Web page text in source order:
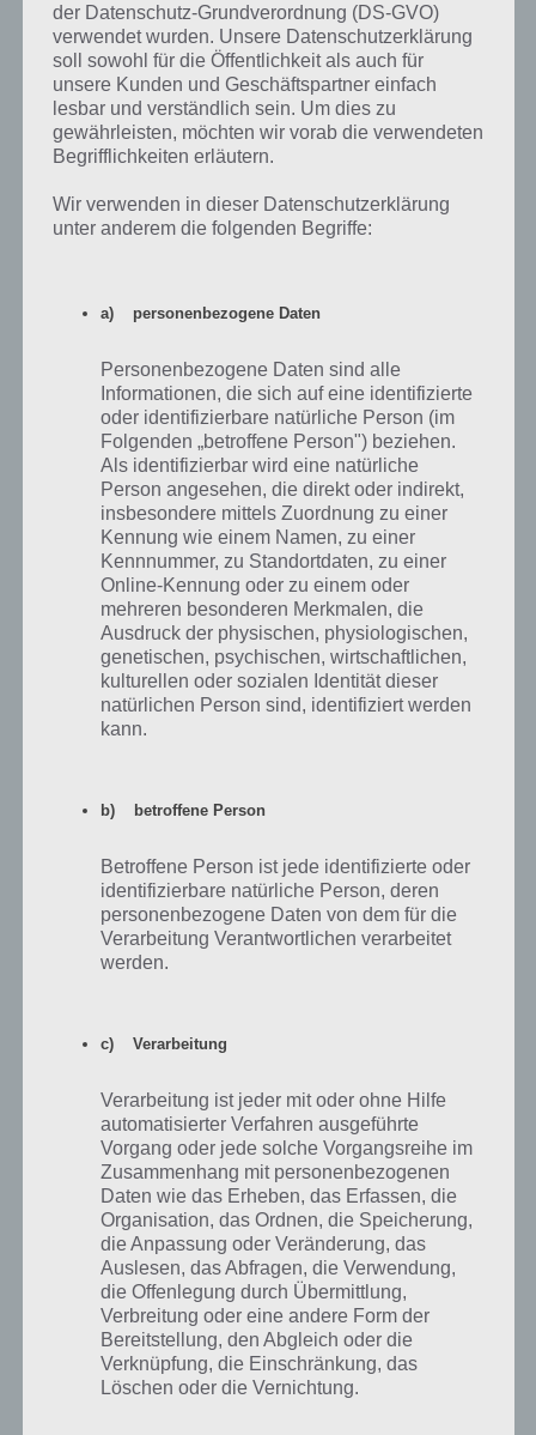
Wo man noch Akku sparen kann, ist nicht unbedingt 3G / 4G zu
nutzen. Ist man auf dem Dorf, so sind die schnelleren
Internetverbindungen ohnehin nicht gegeben. Dann kann man dem
Android System sagen auf diese zu verzichten.
Mobilfunknetze verbrauchen Strom – Bevorzugtes
Netz wählen spart Strom
Unter Android 4 geht ihr dazu in die Android Einstellungen -> Mehr…
-> Mobilfunknetze. Bei dem Punkt “Netzwerkmodus” könnt ihr nun
euer bevorzugtes Netzwerk angeben. Wer beispielsweise keinen LTE
Vertrag hat, braucht nicht auf LTE gehen. Wer auf 3G verzichten
kann, sollte eventuell “Nur GSM” auswählen.
Tipp 4: Energiesparoptionen vom Android
Von Hersteller zu Hersteller gibt es auch Energiesparoptionen, wobei
es hier von Gerät zu Gerät Unterschiede geben kann. Bei Sony und
Samsung gibt es die Energieoptionen in den Android Einstellungen,
die umfangreicher oder ihr spartanisch ausfallen.
Sony die Möglichkeit in den “Erweiterten Standby-Modus” zu gehen.
Dadurch wird der Datenverkehr automatisch deaktiviert, wenn der
Tipp 5: Synchronisation und Apps überpüfen
Und zu guter letzt noch Tipp 5 in Bezug auf Synchronisation und der
Überprüfung der Apps. Auch wenn es schön ist, dass neue Mails
automatisch empfangen werden und man selber nicht aktiv
nachschauen muss, ob eine neue Nachricht eingegangen ist, so kann
dies die Akkulaufzeit verkürzen.
In Android 4 gibt es in den Einstellungen den Punkt “Konten”. Je
nachdem was man installiert hat, tauchen hier beispielsweise
der Datenschutz-Grundverordnung (DS-GVO)
verwendet wurden. Unsere Datenschutzerklärung
soll sowohl für die Öffentlichkeit als auch für
unsere Kunden und Geschäftspartner einfach
lesbar und verständlich sein. Um dies zu
gewährleisten, möchten wir vorab die verwendeten
Begrifflichkeiten erläutern.
Wir verwenden in dieser Datenschutzerklärung
unter anderem die folgenden Begriffe:
a) personenbezogene Daten
Personenbezogene Daten sind alle
Informationen, die sich auf eine identifizierte
oder identifizierbare natürliche Person (im
Folgenden „betroffene Person") beziehen.
Als identifizierbar wird eine natürliche
Person angesehen, die direkt oder indirekt,
insbesondere mittels Zuordnung zu einer
Kennung wie einem Namen, zu einer
Kennnummer, zu Standortdaten, zu einer
Online-Kennung oder zu einem oder
mehreren besonderen Merkmalen, die
Ausdruck der physischen, physiologischen,
genetischen, psychischen, wirtschaftlichen,
kulturellen oder sozialen Identität dieser
natürlichen Person sind, identifiziert werden
kann.
b) betroffene Person
Betroffene Person ist jede identifizierte oder
identifizierbare natürliche Person, deren
personenbezogene Daten von dem für die
Verarbeitung Verantwortlichen verarbeitet
werden.
c) Verarbeitung
Verarbeitung ist jeder mit oder ohne Hilfe
automatisierter Verfahren ausgeführte
Vorgang oder jede solche Vorgangsreihe im
Zusammenhang mit personenbezogenen
Daten wie das Erheben, das Erfassen, die
Organisation, das Ordnen, die Speicherung,
die Anpassung oder Veränderung, das
Auslesen, das Abfragen, die Verwendung,
die Offenlegung durch Übermittlung,
Verbreitung oder eine andere Form der
Bereitstellung, den Abgleich oder die
Verknüpfung, die Einschränkung, das
Löschen oder die Vernichtung.